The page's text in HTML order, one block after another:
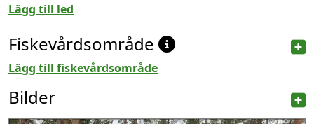
Lägg till led
Fiskevårdsområde
Lägg till fiskevårdsområde
Bilder